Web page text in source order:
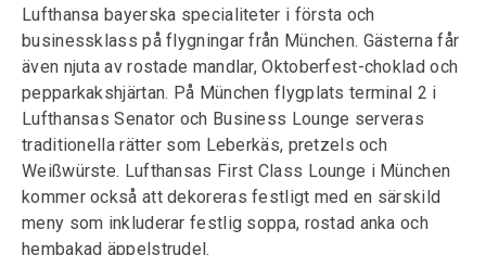
Lufthansa bayerska specialiteter i första och
businessklass på flygningar från München. Gästerna får
även njuta av rostade mandlar, Oktoberfest-choklad och
pepparkakshjärtan. På München flygplats terminal 2 i
Lufthansas Senator och Business Lounge serveras
traditionella rätter som Leberkäs, pretzels och
Weißwürste. Lufthansas First Class Lounge i München
kommer också att dekoreras festligt med en särskild
meny som inkluderar festlig soppa, rostad anka och
hembakad äppelstrudel.